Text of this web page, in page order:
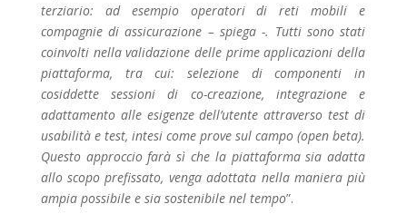
terziario: ad esempio operatori di reti mobili e
compagnie di assicurazione – spiega -. Tutti sono stati
coinvolti nella validazione delle prime applicazioni della
piattaforma, tra cui: selezione di componenti in
cosiddette sessioni di co-creazione, integrazione e
adattamento alle esigenze dell’utente attraverso test di
usabilità e test, intesi come prove sul campo (open beta).
Questo approccio farà sì che la piattaforma sia adatta
allo scopo prefissato, venga adottata nella maniera più
ampia possibile e sia sostenibile nel tempo”.